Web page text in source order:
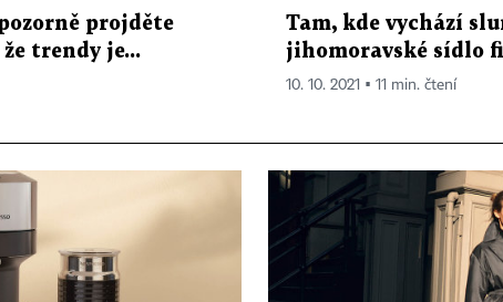
projděte
trendy je...
Tam, kde vychází
jihomoravské sídlo
10. 10. 2021 ▪ 11 min. čtení